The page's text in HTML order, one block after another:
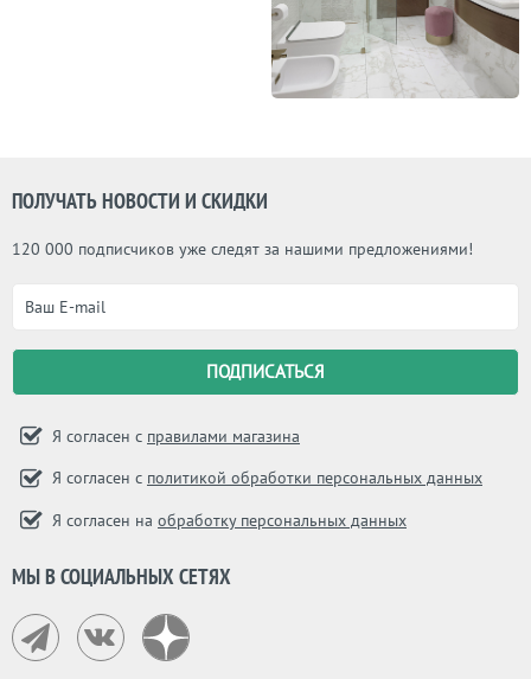
ПОЛУЧАТЬ НОВОСТИ И СКИДКИ
120 000 подписчиков уже следят за нашими предложениями!
Я согласен с правилами магазина
Я согласен с политикой обработки персональных данных
Я согласен на обработку персональных данных
МЫ В СОЦИАЛЬНЫХ СЕТЯХ